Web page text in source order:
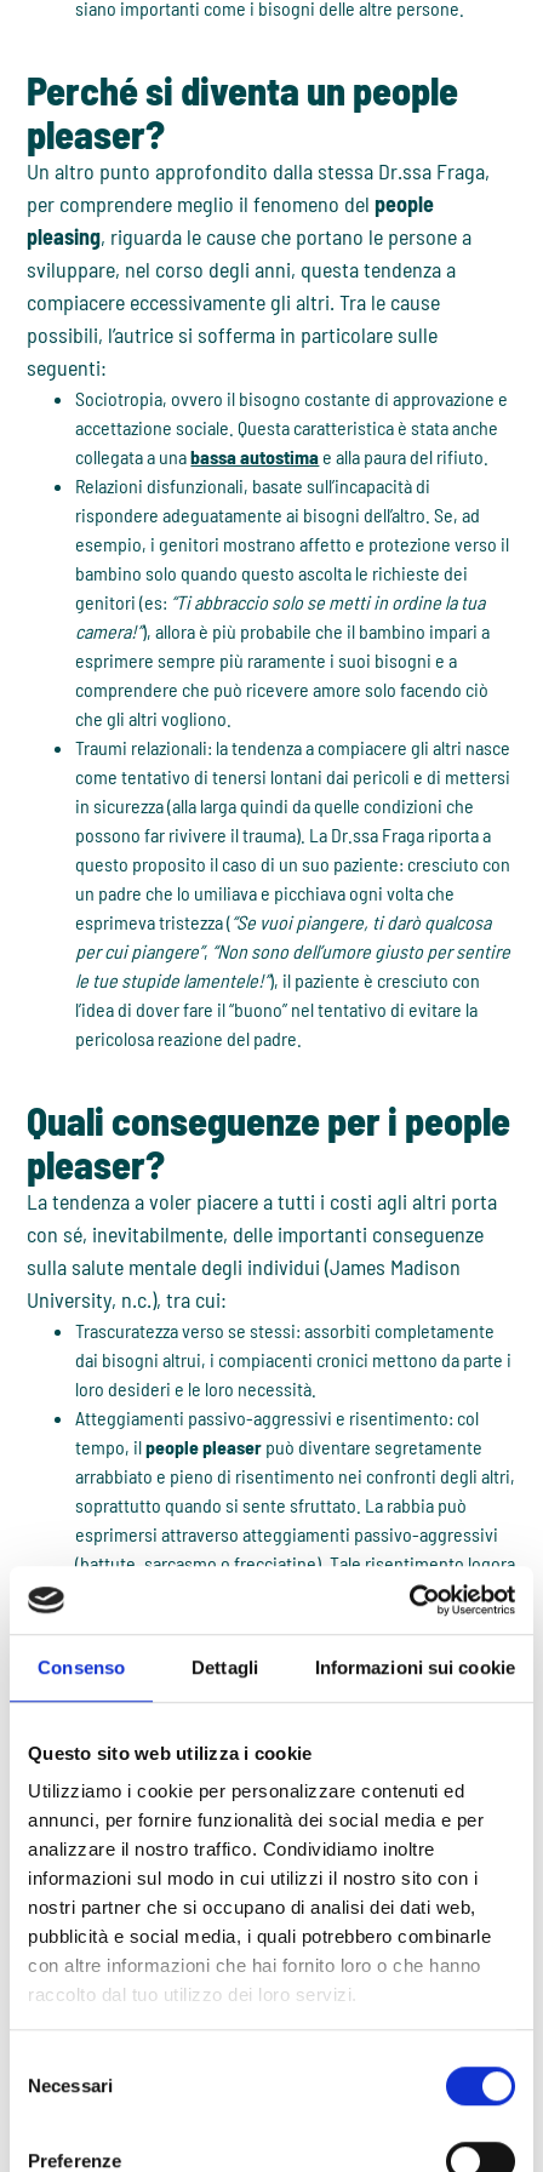
Consenso Dettagli Informazioni sui cookie
Questo sito web utilizza i cookie
Utilizziamo i cookie per personalizzare contenuti ed
annunci, per fornire funzionalità dei social media e per
analizzare il nostro traffico. Condividiamo inoltre
informazioni sul modo in cui utilizzi il nostro sito con i
nostri partner che si occupano di analisi dei dati web,
pubblicità e social media, i quali potrebbero combinarle
con altre informazioni che hai fornito loro o che hanno
raccolto dal tuo utilizzo dei loro servizi.
delNecessari
Preferenze
siano importanti come i bisogni delle altre persone.
Perché si diventa un people
pleaser?
Un altro punto approfondito dalla stessa Dr.ssa Fraga,
per comprendere meglio il fenomeno delpeople
pleasing, riguarda le cause che portano le persone a
sviluppare, nel corso degli anni, questa tendenza a
compiacere eccessivamente gli altri. Tra le cause
possibili, l’autrice si sofferma in particolare sulle
seguenti:
Sociotropia, ovvero il bisogno costante di approvazione e
accettazione sociale. Questa caratteristica è stata anche
collegata a unabassa autostima e alla paura del rifiuto.
Relazioni disfunzionali, basate sull’incapacità di
rispondere adeguatamente ai bisogni dell’altro. Se, ad
esempio, i genitori mostrano affetto e protezione verso il
bambino solo quando questo ascolta le richieste dei
genitori (es: “Ti abbraccio solo se metti in ordine la tua
camera!”), allora è più probabile che il bambino impari a
esprimere sempre più raramente i suoi bisogni e a
comprendere che può ricevere amore solo facendo ciò
che gli altri vogliono.
Traumi relazionali: la tendenza a compiacere gli altri nasce
come tentativo di tenersi lontani dai pericoli e di mettersi
in sicurezza (alla larga quindi da quelle condizioni che
possono far rivivere il trauma). La Dr.ssa Fraga riporta a
questo proposito il caso di un suo paziente: cresciuto con
un padre che lo umiliava e picchiava ogni volta che
esprimeva tristezza (“Se vuoi piangere, ti darò qualcosa
per cui piangere”, “Non sono dell’umore giusto per sentire
le tue stupide lamentele!”), il paziente è cresciuto con
l’idea di dover fare il “buono” nel tentativo di evitare la
pericolosa reazione del padre.
Quali conseguenze per i people
pleaser?
La tendenza a voler piacere a tutti i costi agli altri porta
con sé, inevitabilmente, delle importanti conseguenze
sulla salute mentale degli individui (James Madison
University, n.c.), tra cui:
Trascuratezza verso se stessi: assorbiti completamente
dai bisogni altrui, i compiacenti cronici mettono da parte i
loro desideri e le loro necessità.
Atteggiamenti passivo-aggressivi e risentimento: col
tempo, ilpeople pleaser può diventare segretamente
arrabbiato e pieno di risentimento nei confronti degli altri,
soprattutto quando si sente sfruttato. La rabbia può
esprimersi attraverso atteggiamenti passivo-aggressivi
(battute, sarcasmo o frecciatine). Tale risentimento logora
Incapacità di godere appieno della compagnia delle
ridurre il piacere dello stare in compagnia e rendere fonte
distresseansiaanche le attività più divertenti.
aspettative altrui rischia di ingabbiare le persone in una
spirale di stress (quando le richieste da gestire sono tante
e/o eccessive) e depressione (quando ci si rende conto
che si è apprezzati solo se si risponde ai bisogni degli
altri).
Non tutto è perduto: alcune
strategie per liberarsi dal
Come ci ricorda Juli Fraga, l’eccessiva tendenza a
perdita. Probabilmente si teme di perdere il rispetto o